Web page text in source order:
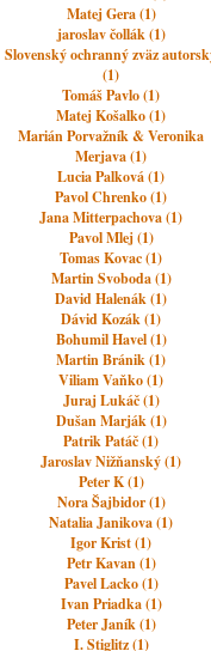
Matej Gera (1)
jaroslav čollák (1)
Slovenský ochranný zväz
(1)
Tomáš Pavlo (1)
Matej Košalko (1)
Marián Porvažník & Veronika
Merjava (1)
Lucia Palková (1)
Pavol Chrenko (1)
Jana Mitterpachova (1)
Pavol Mlej (1)
Tomas Kovac (1)
Martin Svoboda (1)
David Halenák (1)
Dávid Kozák (1)
Bohumil Havel (1)
Martin Bránik (1)
Viliam Vaňko (1)
Juraj Lukáč (1)
Dušan Marják (1)
Patrik Patáč (1)
Jaroslav Nižňanský (1)
Peter K (1)
Nora Šajbidor (1)
Natalia Janikova (1)
Igor Krist (1)
Petr Kavan (1)
Pavel Lacko (1)
Ivan Priadka (1)
Peter Janík (1)
I. Stiglitz (1)